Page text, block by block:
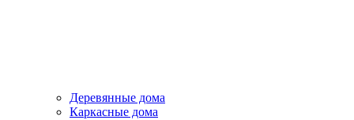
Деревянные дома
Каркасные дома